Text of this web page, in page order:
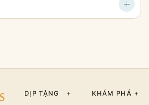
DỊP TẶNG + KHÁM PHÁ +